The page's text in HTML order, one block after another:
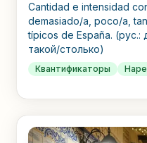
Cantidad e intensidad
demasiado/a, poco/a,
típicos de España.
такой/столько)
Квантификаторы